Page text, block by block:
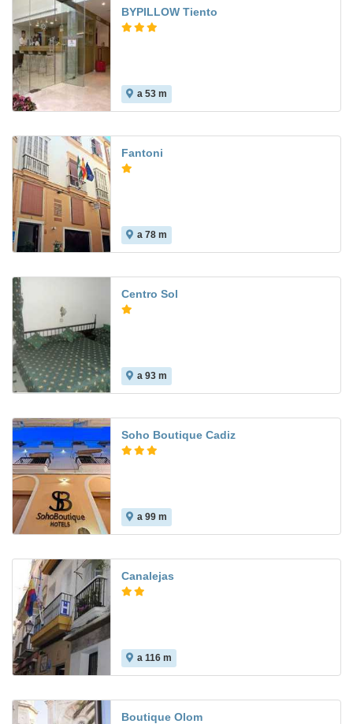
BYPILLOW Tiento
a 53 m
Fantoni
a 78 m
Centro Sol
a 93 m
Soho Boutique Cadiz
a 99 m
Canalejas
a 116 m
Boutique Olom